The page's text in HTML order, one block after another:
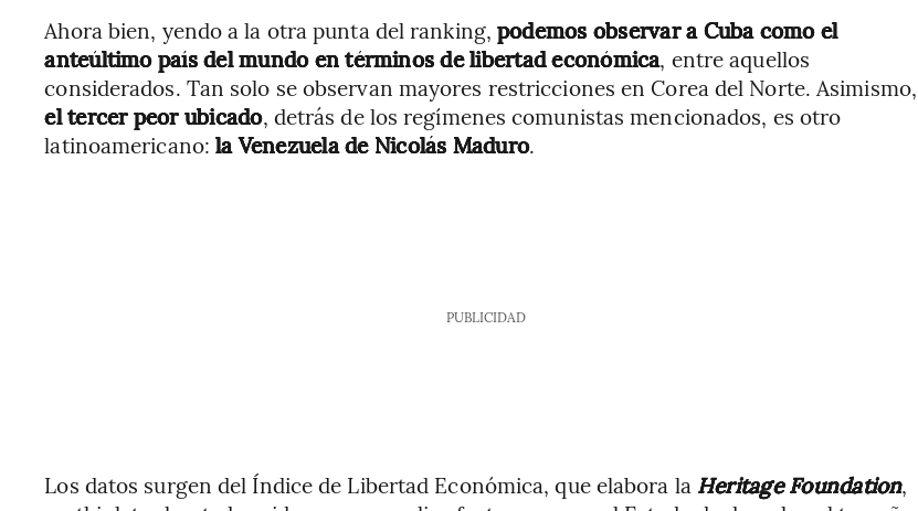
Ahora bien, yendo a la otra punta del ranking,podemos observar a Cuba como el
anteúltimo país del mundo en términos de libertad económica, entre aquellos
considerados. Tan solo se observan mayores restricciones en Corea del Norte. Asimismo,
el tercer peor ubicado, detrás de los regímenes comunistas mencionados, es otro
latinoamericano:la Venezuela de Nicolás Maduro.
PUBLICIDAD
Los datos surgen del Índice de Libertad Económica, que elabora la Heritage Foundation,